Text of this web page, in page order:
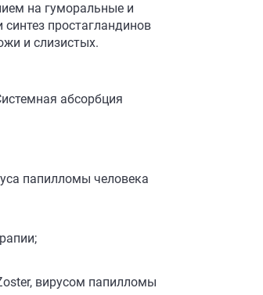
на гуморальные и
простагландинов
и слизистых.
абсорбция
папилломы человека
вирусом папилломы